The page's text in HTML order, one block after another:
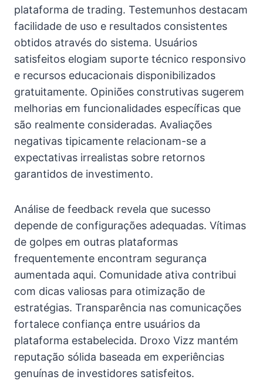
plataforma de trading. Testemunhos destacam
facilidade de uso e resultados consistentes
obtidos através do sistema. Usuários
satisfeitos elogiam suporte técnico responsivo
e recursos educacionais disponibilizados
gratuitamente. Opiniões construtivas sugerem
melhorias em funcionalidades específicas que
são realmente consideradas. Avaliações
negativas tipicamente relacionam-se a
expectativas irrealistas sobre retornos
garantidos de investimento.
Análise de feedback revela que sucesso
depende de configurações adequadas. Vítimas
de golpes em outras plataformas
frequentemente encontram segurança
aumentada aqui. Comunidade ativa contribui
com dicas valiosas para otimização de
estratégias. Transparência nas comunicações
fortalece confiança entre usuários da
plataforma estabelecida. Droxo Vizz mantém
reputação sólida baseada em experiências
genuínas de investidores satisfeitos.